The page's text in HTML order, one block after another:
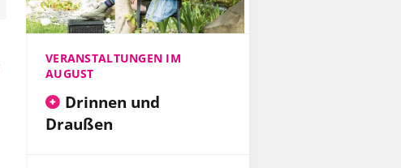
VERANSTALTUNGEN IM
AUGUST
Drinnen und
Draußen